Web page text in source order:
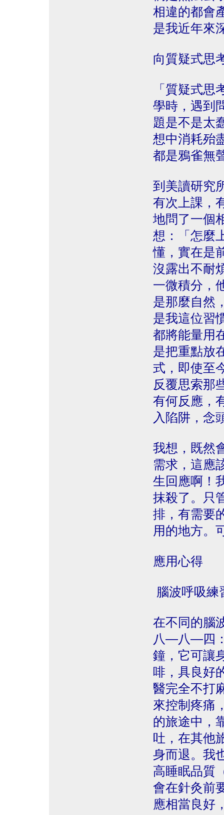
相違的都會
是我近年來
向質疑式思
「質疑式
學時，遇到
題是不是太
想中消耗殆
都是鴉雀無
到美讀研究
有次上課，
地問了一個
想：「怎麼
懂，實在是
沒露出不耐
一微積分，
是那麼自然
是我這位習
都將能量用
是把重點放
式，即使至
反覆思索那
有何反應，
入陷阱，念
我想，既然
需求，這應
生回應啊！
抹殺了。只
排，有需要
用的地方。
應用心得
腦波呼吸練
在不同的腦
八—八—四
鐘，它可讓
啡，具良好
醫完全不打
來控制疼痛
的旅途中，
吐，在其他
身而退。我
高睡眠品質
會在針灸前
應相當良好